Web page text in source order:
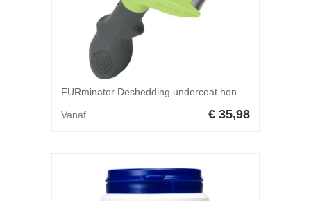
Vanaf € 35,98